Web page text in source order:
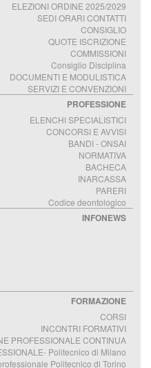
ELEZIONI ORDINE 2025/2029
SEDI ORARI CONTATTI
CONSIGLIO
QUOTE ISCRIZIONE
COMMISSIONI
Consiglio Disciplina
DOCUMENTI E MODULISTICA
SERVIZI E CONVENZIONI
PROFESSIONE
ELENCHI SPECIALISTICI
CONCORSI E AVVISI
BANDI - ONSAI
NORMATIVA
BACHECA
INARCASSA
PARERI
Codice deontologico
INFONEWS
FORMAZIONE
CORSI
INCONTRI FORMATIVI
PROFESSIONALE CONTINUA
Politecnico di Milano
Politecnico di Torino